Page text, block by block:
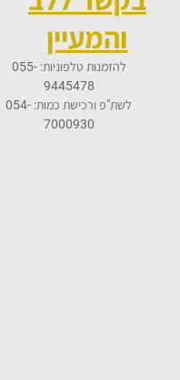
והמעיין
להזמנות טלפוניות: 055-
9445478
לשת"פ ורכישת כמות: 054-
7000930